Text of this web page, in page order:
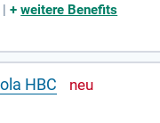
|+weitere Benefits
HBC